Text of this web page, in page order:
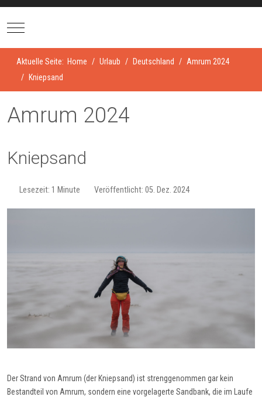
Mobile Menu Toggle
Aktuelle Seite: Home Urlaub Deutschland
Amrum 2024
Kniepsand
Amrum 2024
Kniepsand
Lesezeit: 1 Minute Veröffentlicht: 05. Dez. 2024
Der Strand von Amrum (der Kniepsand) ist strenggenommen gar kein
Bestandteil von Amrum, sondern eine vorgelagerte Sandbank, die im Laufe